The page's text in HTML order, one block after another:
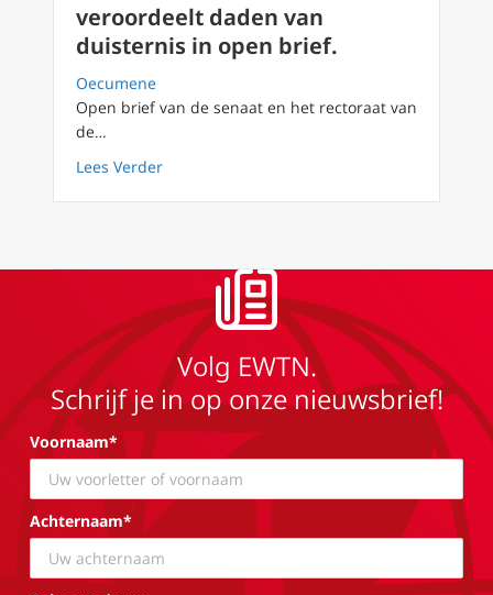
veroordeelt daden van
duisternis in open brief.
Oecumene
Open brief van de senaat en het rectoraat van
de…
Lees Verderabout Oekraïense universiteit veroordeelt
Volg EWTN.
Schrijf je in op onze nieuwsbrief!
Voornaam*
Achternaam*